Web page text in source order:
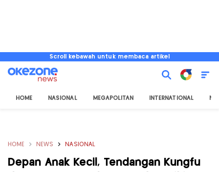
Scroll kebawah untuk membaca artikel
HOME NASIONAL MEGAPOLITAN INTERNATIONAL
HOME NEWS NASIONAL
Depan Anak Kecil, Tendangan Kungfu